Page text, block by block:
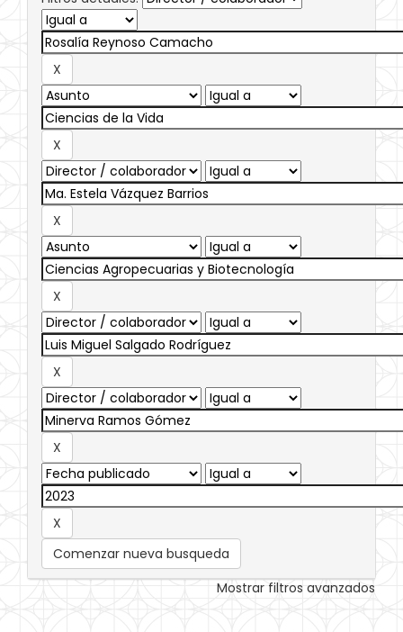
Comenzar nueva busqueda
Mostrar filtros avanzados